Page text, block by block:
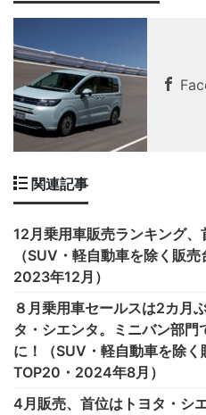
関連記事
12月乗用車販売ランキング、
（SUV・軽自動車を除く販
2023年12月）
８月乗用車セールスは2カ月
タ・シエンタ。ミニバン部
に！（SUV・軽自動車を除
TOP20・2024年8月）
4月販売、首位はトヨタ・シ